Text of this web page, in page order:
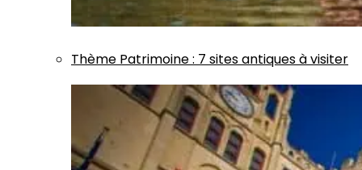
Thème Patrimoine: 7 sites antiques à visiter